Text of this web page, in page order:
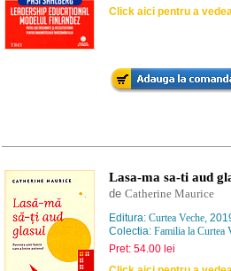
Click aici pentru a
Lasa-ma sa-ti aud
de Catherine Maurice
Editura: Curtea Veche,
Colectia: Familia la Curtea
Pret: 54.00 lei